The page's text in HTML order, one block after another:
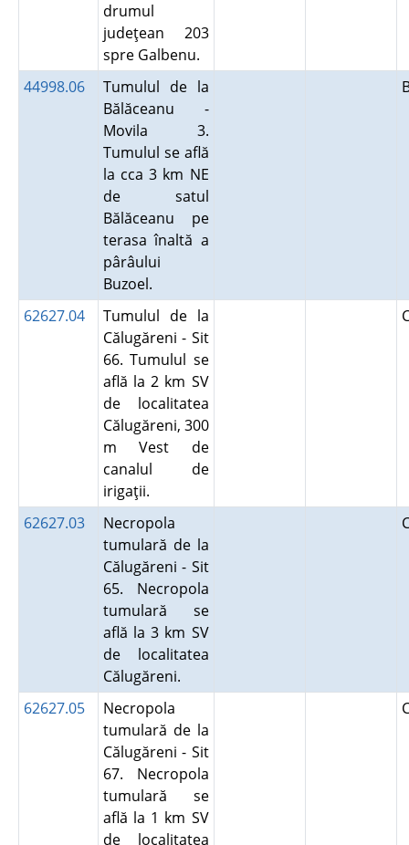
drumul
judeţean 203
spre Galbenu.
44998.06
Tumulul de la
Bălăceanu -
Movila 3.
Tumulul se află
la cca 3 km NE
de satul
Bălăceanu pe
terasa înaltă a
pârâului
Buzoel.
62627.04
Tumulul de la
Călugăreni - Sit
66. Tumulul se
află la 2 km SV
de localitatea
Călugăreni, 300
m Vest de
canalul de
irigaţii.
62627.03
Necropola
tumulară de la
Călugăreni - Sit
65. Necropola
tumulară se
află la 3 km SV
de localitatea
Călugăreni.
62627.05
Necropola
tumulară de la
Călugăreni - Sit
67. Necropola
tumulară se
află la 1 km SV
de localitatea